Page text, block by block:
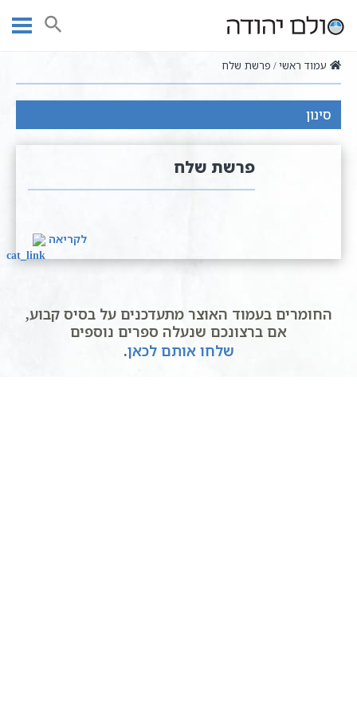
חיפוש
עמוד ראשי פרשת שלח
פרשת שלח
לקריאה
החומרים בעמוד האוצר מתעדכנים על בסיס קבוע,
אם ברצונכם שנעלה ספרים נוספים
שלחו אותם לכאן.
סינון